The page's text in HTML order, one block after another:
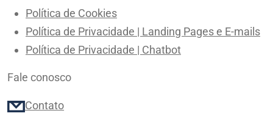
Política de Cookies
Política de Privacidade | Landing Pages e E-mails
Política de Privacidade | Chatbot
Fale conosco
Contato